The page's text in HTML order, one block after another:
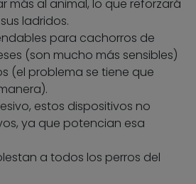
más al animal, lo que reforzará
ladridos.
para cachorros de
(son mucho más sensibles)
(el problema se tiene que
estos dispositivos no
ya que potencian esa
a todos los perros del